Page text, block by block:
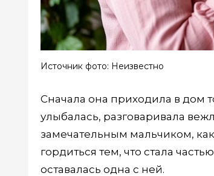
Источник фото: Неизвестно
Сначала она приходила в дом
улыбалась, разговаривала
замечательным мальчиком,
гордиться тем, что стала
оставалась одна с ней.